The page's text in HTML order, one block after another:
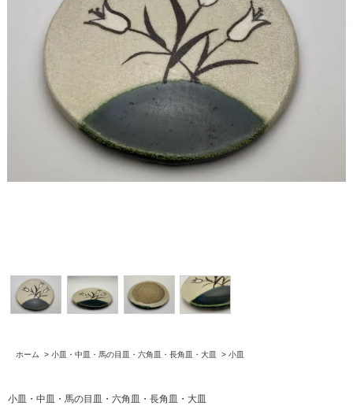
ホーム > 小皿・中皿・馬の目皿・六角皿・長角皿・大皿 > 小皿
小皿・中皿・馬の目皿・六角皿・長角皿・大皿